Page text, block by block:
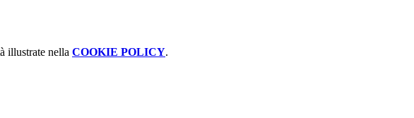
illustrate nella COOKIE POLICY.